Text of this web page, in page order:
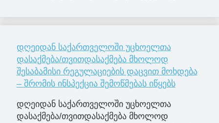
დღეიდან საქართველოში უცხოელთა
დასაქმება/თვითდასაქმება მხოლოდ
შესაბამისი რეგულაციების დაცვით მოხდება
– შრომის ინსპექცია შემოწმებას იწყებს
დღეიდან საქართველოში უცხოელთა
დასაქმება/თვითდასაქმება მხოლოდ